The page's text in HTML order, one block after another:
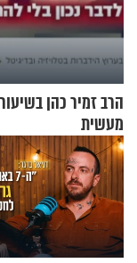
הרב זמיר כהן
מעשית